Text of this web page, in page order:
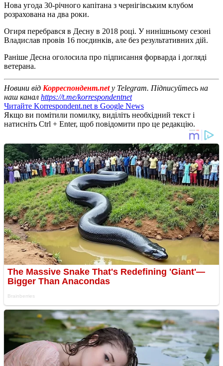
Нова угода 30-річного капітана з чернігівським клубом
розрахована на два роки.
Огиря перебрався в Десну в 2018 році. У нинішньому сезоні
Владислав провів 16 поєдинків, але без результативних дій.
Раніше Десна оголосила про підписання форварда і догляді
ветерана.
Новини від Корреспондент.netу Telegram. Підписуйтесь на
наш канал https://t.me/korrespondentnet
Читайте Korrespondent.net в Google News
Якщо ви помітили помилку, виділіть необхідний текст і
натисніть Ctrl + Enter, щоб повідомити про це редакцію.